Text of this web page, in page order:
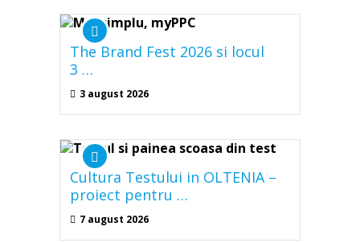
The Brand Fest 2026 si locul
3 …
3 august 2026
Cultura Testului in OLTENIA –
proiect pentru …
7 august 2026